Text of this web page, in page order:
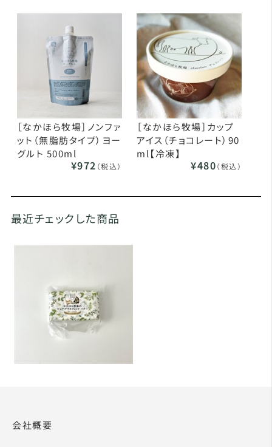
［なかほら牧場］ノンファ
ット（無脂肪タイプ）ヨー
グルト 500ml
¥972 （税込）
［なかほら牧場］カップ
アイス（チョコレート）90
ml【冷凍】
¥480（税込）
最近チェックした商品
会社概要